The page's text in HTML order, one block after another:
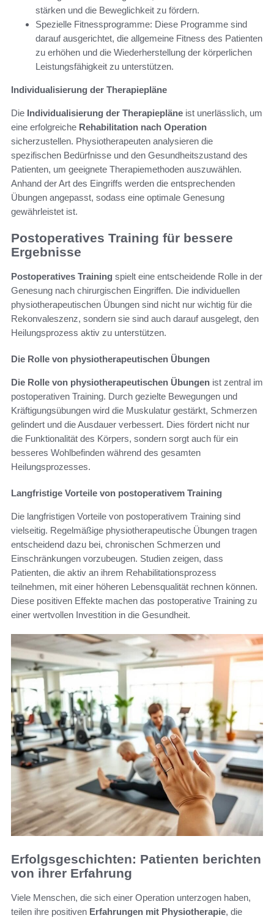
stärken und die Beweglichkeit zu fördern.
Spezielle Fitnessprogramme: Diese Programme sind
darauf ausgerichtet, die allgemeine Fitness des Patienten
zu erhöhen und die Wiederherstellung der körperlichen
Leistungsfähigkeit zu unterstützen.
Individualisierung der Therapiepläne
Die Individualisierung der Therapiepläne ist unerlässlich, um
eine erfolgreiche Rehabilitation nach Operation
sicherzustellen. Physiotherapeuten analysieren die
spezifischen Bedürfnisse und den Gesundheitszustand des
Patienten, um geeignete Therapiemethoden auszuwählen.
Anhand der Art des Eingriffs werden die entsprechenden
Übungen angepasst, sodass eine optimale Genesung
gewährleistet ist.
Postoperatives Training für bessere
Ergebnisse
Postoperatives Training spielt eine entscheidende Rolle in der
Genesung nach chirurgischen Eingriffen. Die individuellen
physiotherapeutischen Übungen sind nicht nur wichtig für die
Rekonvaleszenz, sondern sie sind auch darauf ausgelegt, den
Heilungsprozess aktiv zu unterstützen.
Die Rolle von physiotherapeutischen Übungen
Die Rolle von physiotherapeutischen Übungen ist zentral im
postoperativen Training. Durch gezielte Bewegungen und
Kräftigungsübungen wird die Muskulatur gestärkt, Schmerzen
gelindert und die Ausdauer verbessert. Dies fördert nicht nur
die Funktionalität des Körpers, sondern sorgt auch für ein
besseres Wohlbefinden während des gesamten
Heilungsprozesses.
Langfristige Vorteile von postoperativem Training
Die langfristigen Vorteile von postoperativem Training sind
vielseitig. Regelmäßige physiotherapeutische Übungen tragen
entscheidend dazu bei, chronischen Schmerzen und
Einschränkungen vorzubeugen. Studien zeigen, dass
Patienten, die aktiv an ihrem Rehabilitationsprozess
teilnehmen, mit einer höheren Lebensqualität rechnen können.
Diese positiven Effekte machen das postoperative Training zu
einer wertvollen Investition in die Gesundheit.
Erfolgsgeschichten: Patienten berichten
von ihrer Erfahrung
Viele Menschen, die sich einer Operation unterzogen haben,
teilen ihre positiven Erfahrungen mit Physiotherapie, die